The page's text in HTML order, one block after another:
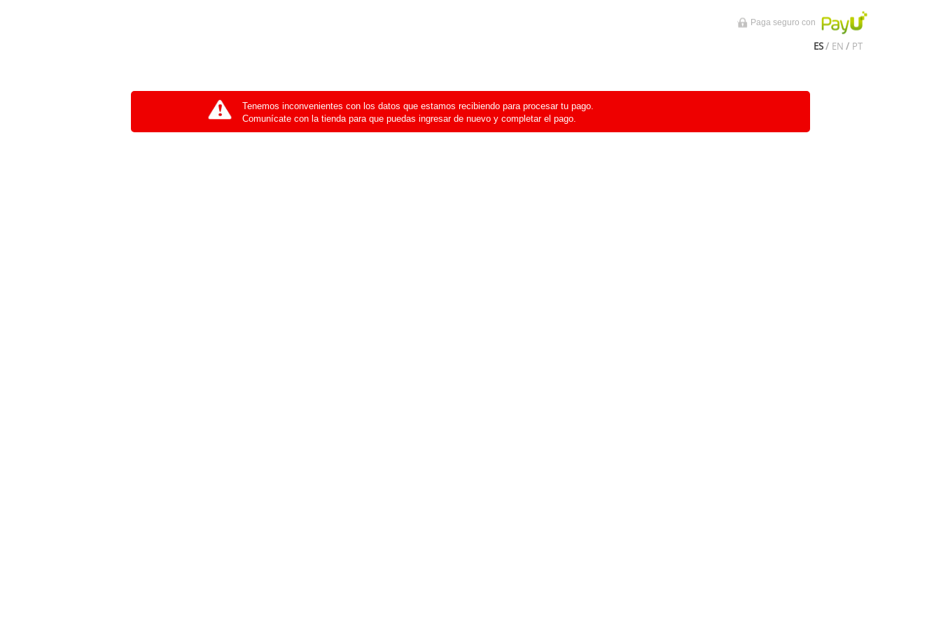
Paga seguro con
ES / EN / PT
Tenemos inconvenientes con los datos que estamos recibiendo para procesar tu pago.
Comunícate con la tienda para que puedas ingresar de nuevo y completar el pago.